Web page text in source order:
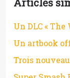
Un DLC «
Un artbook
Trois